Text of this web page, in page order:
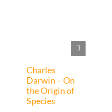
Charles
Darwin – On
the Origin of
Species